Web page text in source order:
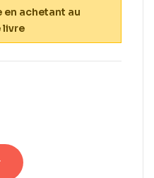
en achetant au
livre